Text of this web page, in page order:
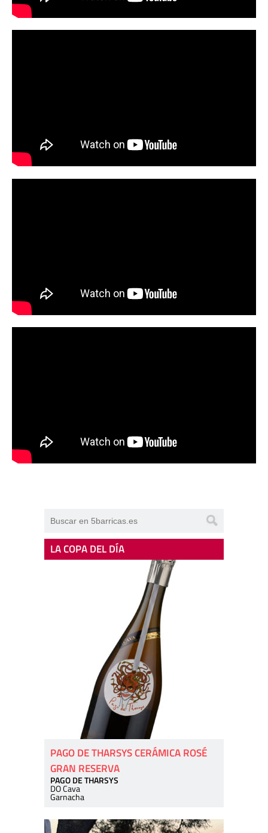
LA COPA DEL DÍA
PAGO DE THARSYS CERÁMICA ROSÉ
GRAN RESERVA
PAGO DE THARSYS
DO Cava
Garnacha